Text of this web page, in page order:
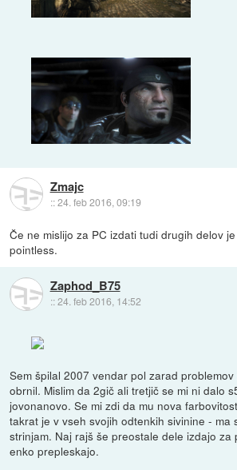
Zmajc
::24. feb 2016, 09:19
Če ne mislijo za PC izdati tudi drugih delov
pointless.
Zaphod_B75
::24. feb 2016, 14:52
Sem špilal 2007 vendar pol zarad
obrnil. Mislim da 2gič ali tretjič se mi ni dalo
jovonanovo. Se mi zdi da mu nova
takrat je v vseh svojih odtenkih sivinine - ma
strinjam. Naj rajš še preostale dele izdajo za
enko prepleskajo.